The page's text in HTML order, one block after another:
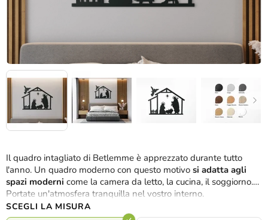
Il quadro intagliato di Betlemme è apprezzato durante tutto
l'anno. Un quadro moderno con questo motivo si adatta agli
spazi moderni come la camera da letto, la cucina, il soggiorno.
Portate un'atmosfera tranquilla nel vostro interno.
SCEGLI LA MISURA